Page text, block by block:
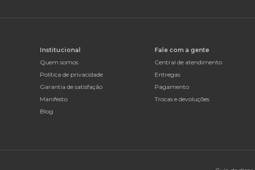
Institucional
Quem somos
Política de privacidade
Garantia de satisfação
Manifesto
Blog
Fale com a gente
Central de atendimento
Entregas
Pagamento
Trocas e devoluções